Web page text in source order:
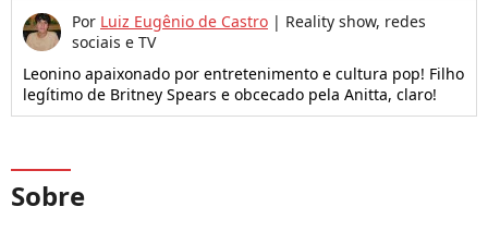
Por Luiz Eugênio de Castro | Reality show, redes
sociais e TV
Leonino apaixonado por entretenimento e cultura pop! Filho
legítimo de Britney Spears e obcecado pela Anitta, claro!
Sobre